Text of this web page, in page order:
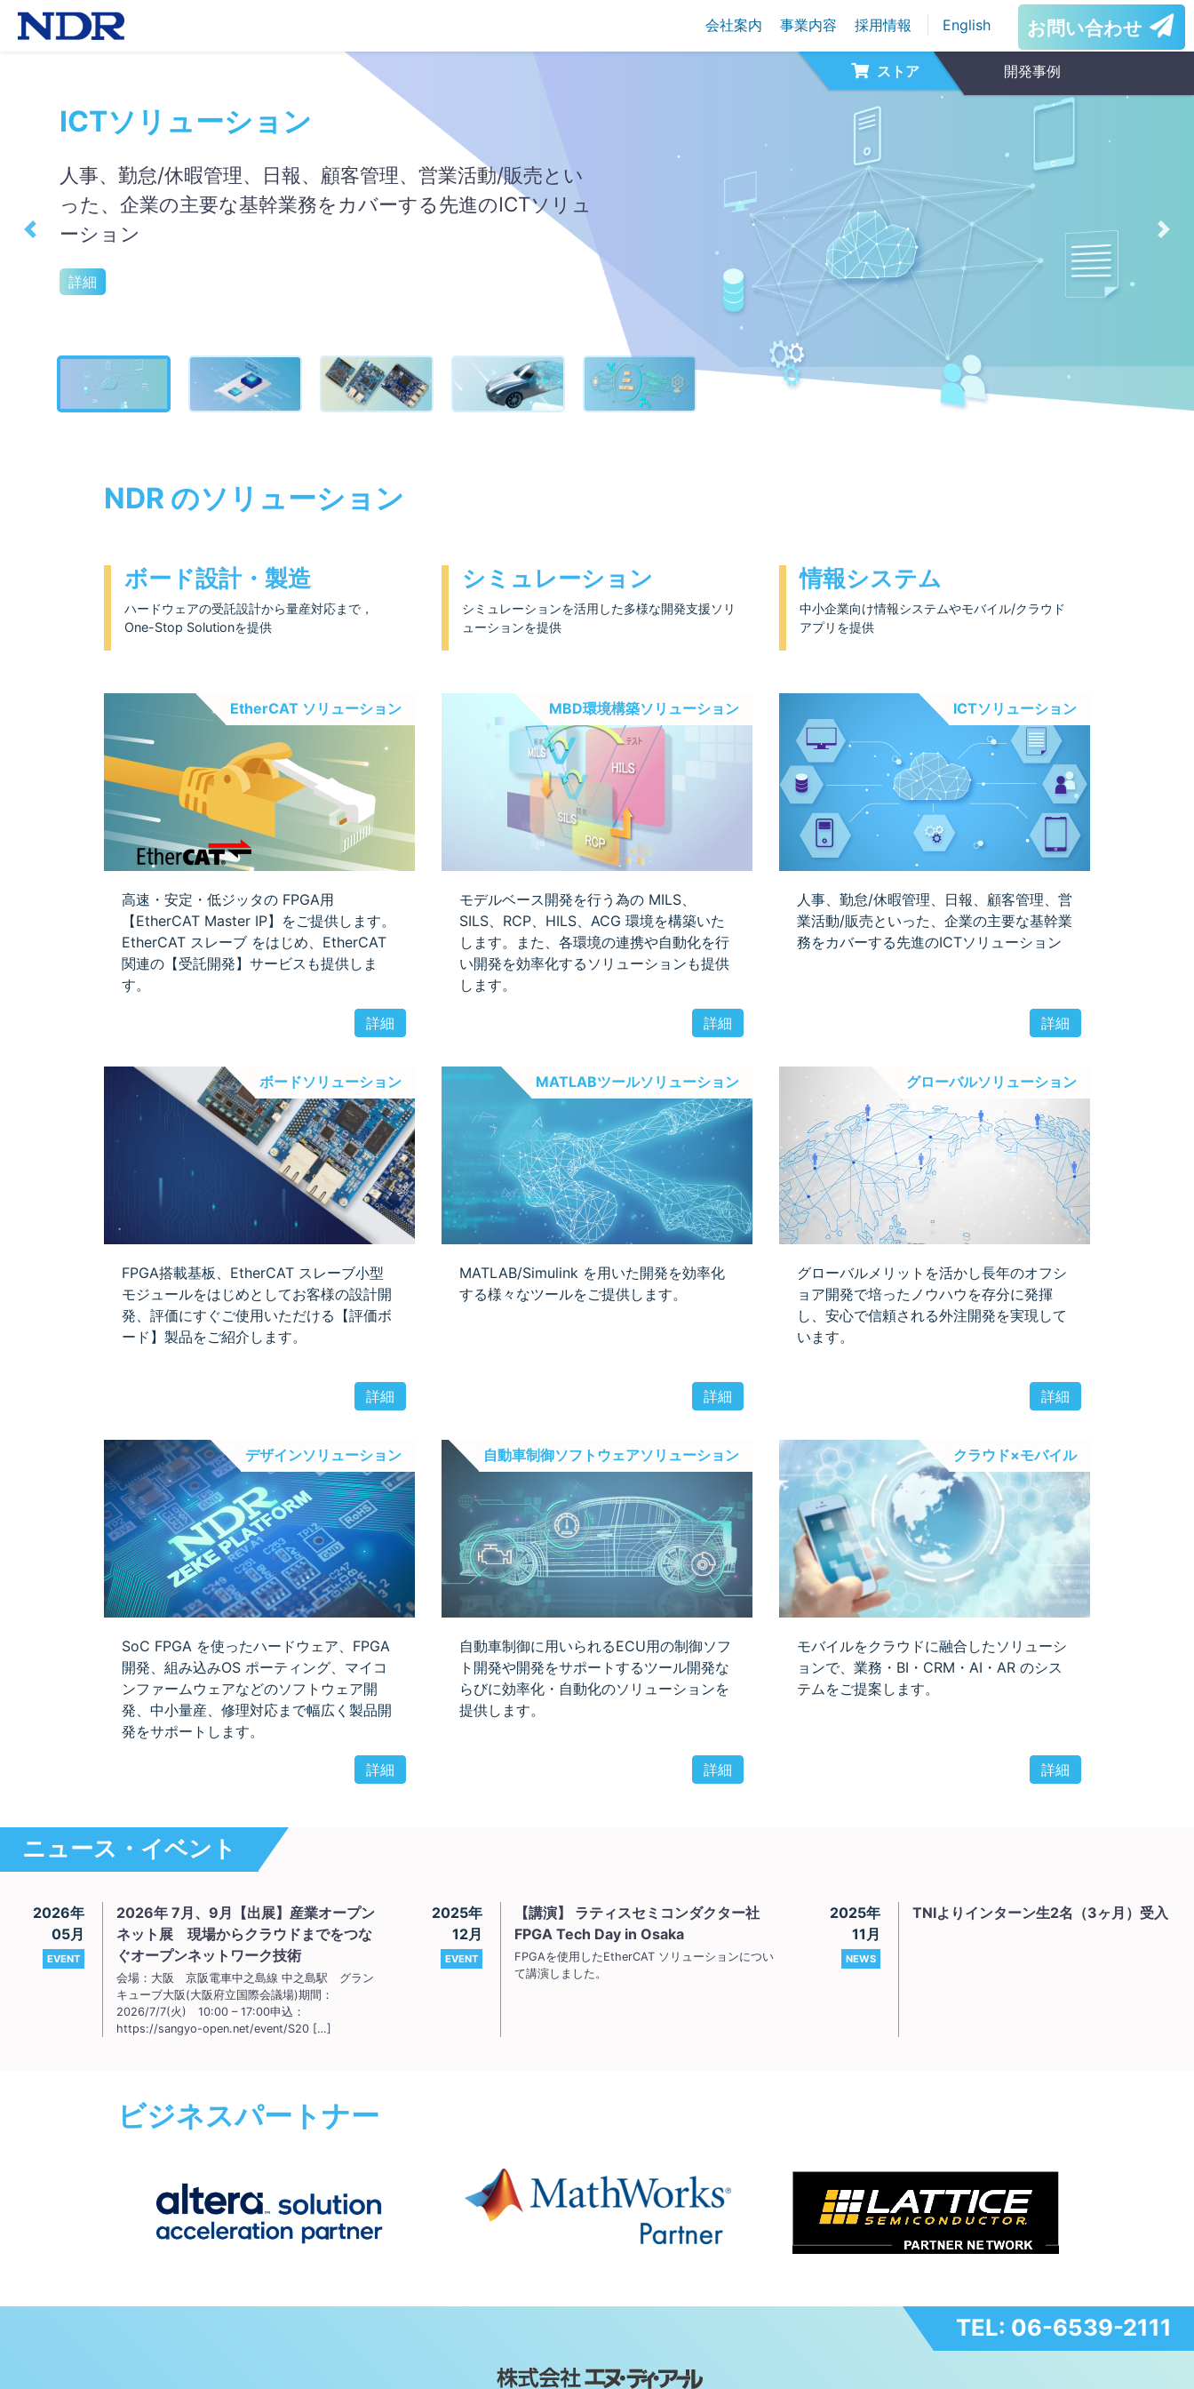
会社案内 事業内容 採用情報 English お問い合わせ
ストア 開発事例
ICTソリューション
人事、勤怠/休暇管理、日報、顧客管理、営業活動/販売とい
った、企業の主要な基幹業務をカバーする先進のICTソリュ
ーション
詳細
Previous Next
NDR のソリューション
ボード設計・製造
ハードウェアの受託設計から量産対応まで，
One-Stop Solutionを提供
EtherCAT ソリューション
高速・安定・低ジッタの FPGA用
【EtherCAT Master IP】をご提供します。
EtherCAT スレーブ をはじめ、EtherCAT
関連の【受託開発】サービスも提供しま
す。
詳細
ボードソリューション
FPGA搭載基板、EtherCAT スレーブ小型
モジュールをはじめとしてお客様の設計開
発、評価にすぐご使用いただける【評価ボ
ード】製品をご紹介します。
詳細
デザインソリューション
SoC FPGA を使ったハードウェア、FPGA
開発、組み込みOS ポーティング、マイコ
ンファームウェアなどのソフトウェア開
発、中小量産、修理対応まで幅広く製品開
発をサポートします。
詳細
シミュレーション
シミュレーションを活用した多様な開発支援ソリ
ューションを提供
MBD環境構築ソリューション
モデルベース開発を行う為の MILS、
SILS、RCP、HILS、ACG 環境を構築いた
します。また、各環境の連携や自動化を行
い開発を効率化するソリューションも提供
します。
詳細
MATLABツールソリューション
MATLAB/Simulink を用いた開発を効率化
する様々なツールをご提供します。
詳細
自動車制御ソフトウェアソリューション
自動車制御に用いられるECU用の制御ソフ
ト開発や開発をサポートするツール開発な
らびに効率化・自動化のソリューションを
提供します。
詳細
情報システム
中小企業向け情報システムやモバイル/クラウド
アプリを提供
ICTソリューション
人事、勤怠/休暇管理、日報、顧客管理、営
業活動/販売といった、企業の主要な基幹業
務をカバーする先進のICTソリューション
詳細
グローバルソリューション
グローバルメリットを活かし長年のオフシ
ョア開発で培ったノウハウを存分に発揮
し、安心で信頼される外注開発を実現して
います。
詳細
クラウド×モバイル
モバイルをクラウドに融合したソリューシ
ョンで、業務・BI・CRM・AI・AR のシス
テムをご提案します。
詳細
ニュース ・ イベント
2026年
05月
EVENT
2026年 7月、9月【出展】産業オープン
ネット展 現場からクラウドまでをつな
ぐオープンネットワーク技術
会場：大阪 京阪電車中之島線 中之島駅 グラン
キューブ大阪(大阪府立国際会議場)期間：
2026/7/7(火) 10:00 – 17:00申込：
https://sangyo-open.net/event/S20 […]
2025年
12月
EVENT
【講演】 ラティスセミコンダクター社
FPGA Tech Day in Osaka
FPGAを使用したEtherCAT ソリューションについ
て講演しました。
2025年
11月
NEWS
TNIよりインターン生2名（3ヶ月）受入
ビジネスパートナー
TEL: 06-6539-2111